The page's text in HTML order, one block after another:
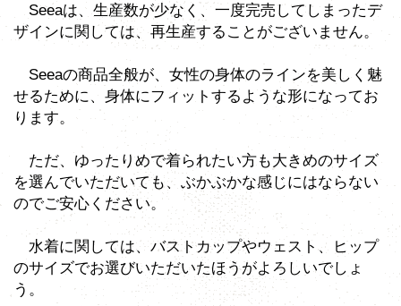
Seeaは、生産数が少なく、一度完売してしまったデ
ザインに関しては、再生産することがございません。
Seeaの商品全般が、女性の身体のラインを美しく魅
せるために、身体にフィットするような形になってお
ります。
ただ、ゆったりめで着られたい方も大きめのサイズ
を選んでいただいても、ぶかぶかな感じにはならない
のでご安心ください。
水着に関しては、バストカップやウェスト、ヒップ
のサイズでお選びいただいたほうがよろしいでしょ
う。